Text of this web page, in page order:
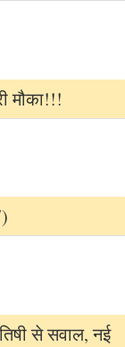
मौका!!!
से सवाल, नई